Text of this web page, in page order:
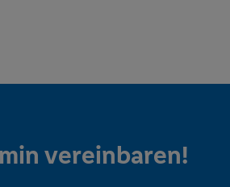
vereinbaren!